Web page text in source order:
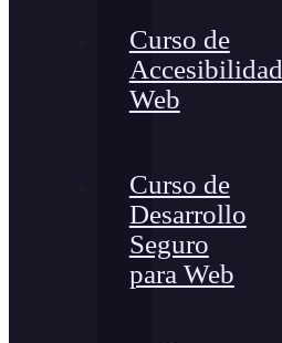
Curso de
Accesibilidad
Web
Curso de
Desarrollo
Seguro
para Web